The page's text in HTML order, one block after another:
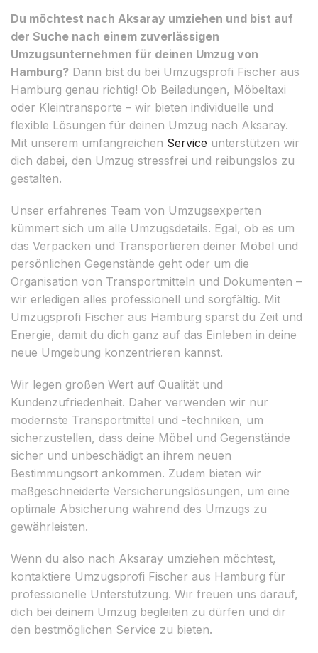
Du möchtest nach Aksaray umziehen und bist auf
der Suche nach einem zuverlässigen
Umzugsunternehmen für deinen Umzug von
Hamburg? Dann bist du bei Umzugsprofi Fischer aus
Hamburg genau richtig! Ob Beiladungen, Möbeltaxi
oder Kleintransporte – wir bieten individuelle und
flexible Lösungen für deinen Umzug nach Aksaray.
Mit unserem umfangreichen Service unterstützen wir
dich dabei, den Umzug stressfrei und reibungslos zu
gestalten.
Unser erfahrenes Team von Umzugsexperten
kümmert sich um alle Umzugsdetails. Egal, ob es um
das Verpacken und Transportieren deiner Möbel und
persönlichen Gegenstände geht oder um die
Organisation von Transportmitteln und Dokumenten –
wir erledigen alles professionell und sorgfältig. Mit
Umzugsprofi Fischer aus Hamburg sparst du Zeit und
Energie, damit du dich ganz auf das Einleben in deine
neue Umgebung konzentrieren kannst.
Wir legen großen Wert auf Qualität und
Kundenzufriedenheit. Daher verwenden wir nur
modernste Transportmittel und -techniken, um
sicherzustellen, dass deine Möbel und Gegenstände
sicher und unbeschädigt an ihrem neuen
Bestimmungsort ankommen. Zudem bieten wir
maßgeschneiderte Versicherungslösungen, um eine
optimale Absicherung während des Umzugs zu
gewährleisten.
Wenn du also nach Aksaray umziehen möchtest,
kontaktiere Umzugsprofi Fischer aus Hamburg für
professionelle Unterstützung. Wir freuen uns darauf,
dich bei deinem Umzug begleiten zu dürfen und dir
den bestmöglichen Service zu bieten.